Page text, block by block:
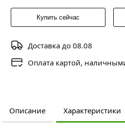
Купить сейчас
Доставка до 08.08
Оплата картой,
Описание Характеристики